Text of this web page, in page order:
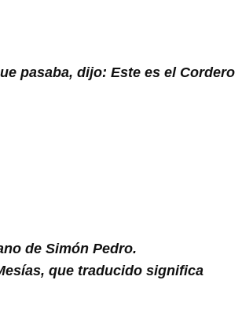
pasaba, dijo: Este es el Cordero
de Simón Pedro.
que traducido significa